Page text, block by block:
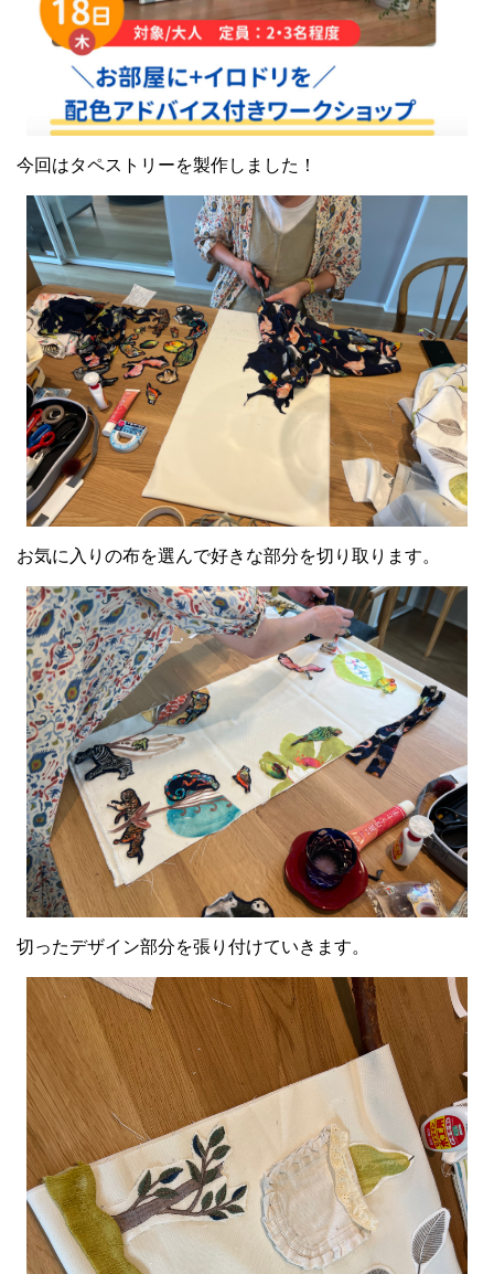
今回はタペストリーを製作しました！
お気に入りの布を選んで好きな部分を切り取ります。
切ったデザイン部分を張り付けていきます。